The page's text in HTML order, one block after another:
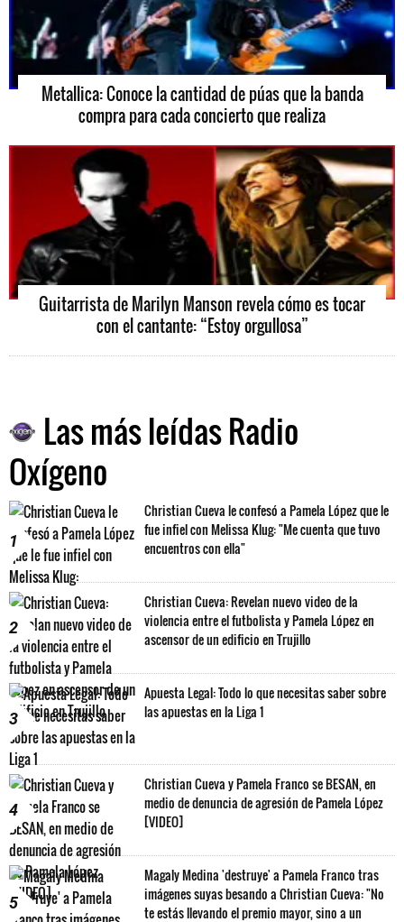
Metallica: Conoce la cantidad de púas que la banda
compra para cada concierto que realiza
Guitarrista de Marilyn Manson revela cómo es tocar
con el cantante: “Estoy orgullosa”
Las más leídas Radio
Oxígeno
1
Christian Cueva le confesó a Pamela López que le
fue infiel con Melissa Klug: "Me cuenta que tuvo
encuentros con ella"
2
Christian Cueva: Revelan nuevo video de la
violencia entre el futbolista y Pamela López en
ascensor de un edificio en Trujillo
3
Apuesta Legal: Todo lo que necesitas saber sobre
las apuestas en la Liga 1
4
Christian Cueva y Pamela Franco se BESAN, en
medio de denuncia de agresión de Pamela López
[VIDEO]
5
Magaly Medina 'destruye' a Pamela Franco tras
imágenes suyas besando a Christian Cueva: "No
te estás llevando el premio mayor, sino a un